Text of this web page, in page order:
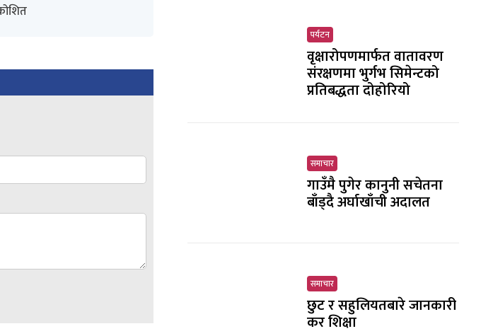
पर्यटन
वृक्षारोपणमार्फत वातावरण
संरक्षणमा भुर्गभ सिमेन्टको
प्रतिबद्धता दोहोरियो
समाचार
गाउँमै पुगेर कानुनी सचेतना
बाँड्दै अर्घाखाँची अदालत
समाचार
छुट र सहुलियतबारे जानकारी
कर शिक्षा